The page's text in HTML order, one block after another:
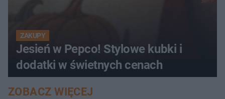
ZAKUPY
Jesień w Pepco! Stylowe kubki i
dodatki w świetnych cenach
ZOBACZ WIĘCEJ